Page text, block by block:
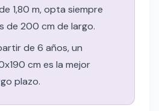
1,80 m, opta siempre
de 200 cm de largo.
de 6 años, un
cm es la mejor
plazo.